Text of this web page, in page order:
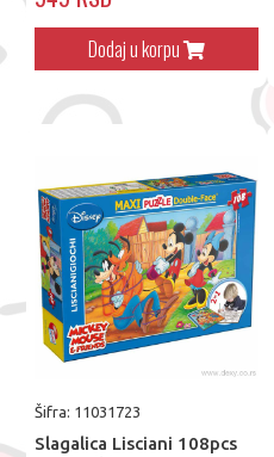
Dodaj u korpu
Šifra: 11031723
Slagalica Lisciani 108pcs